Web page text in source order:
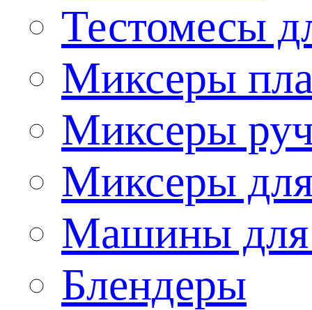
Тестомесы
Миксеры
Миксеры
Миксеры
Машины для
Блендеры